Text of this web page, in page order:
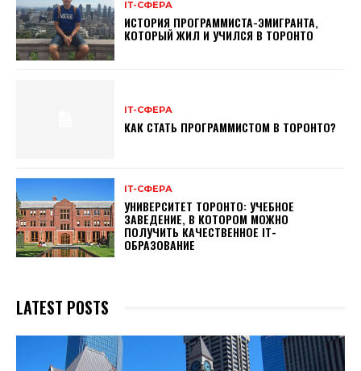
ІТ-СФЕРА
ИСТОРИЯ ПРОГРАММИСТА-ЭМИГРАНТА,
КОТОРЫЙ ЖИЛ И УЧИЛСЯ В ТОРОНТО
ІТ-СФЕРА
КАК СТАТЬ ПРОГРАММИСТОМ В ТОРОНТО?
ІТ-СФЕРА
УНИВЕРСИТЕТ ТОРОНТО: УЧЕБНОЕ
ЗАВЕДЕНИЕ, В КОТОРОМ МОЖНО
ПОЛУЧИТЬ КАЧЕСТВЕННОЕ ІТ-
ОБРАЗОВАНИЕ
LATEST POSTS